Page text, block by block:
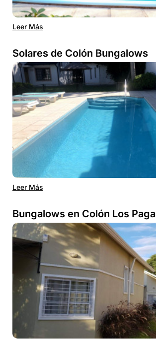
Leer Más
Solares de Colón Bungalows
Leer Más
Bungalows en Colón Los Paga